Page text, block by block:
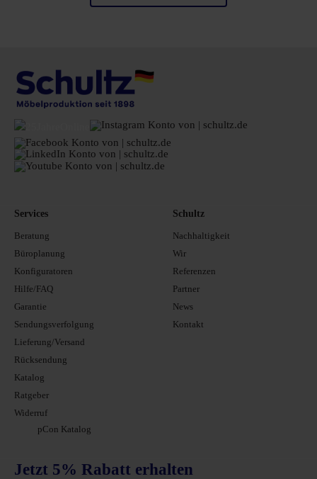
Services
Beratung
Büroplanung
Konfiguratoren
Hilfe/FAQ
Garantie
Sendungsverfolgung
Lieferung/Versand
Rücksendung
Katalog
Ratgeber
Widerruf
pCon Katalog
Schultz
Nachhaltigkeit
Wir
Referenzen
Partner
News
Kontakt
Jetzt 5% Rabatt erhalten